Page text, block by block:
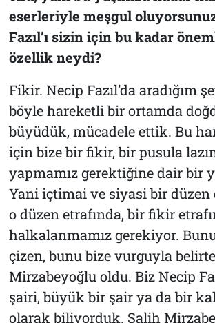
eserleriyle meşgul
Fazıl’ı sizin için bu kadar
özellik neydi?
Fikir. Necip Fazıl’da aradığım
böyle hareketli bir ortamda
büyüdük, mücadele ettik. Bu
için bize bir fikir, bir pusula
yapmamız gerektiğine dair bir
Yani içtimai ve siyasi bir düzen
o düzen etrafında, bir fikir
halkalanmamız gerekiyor.
çizen, bunu bize vurguyla
Mirzabeyoğlu oldu. Biz Necip
şairi, büyük bir şair ya da bir
olarak biliyorduk. Salih